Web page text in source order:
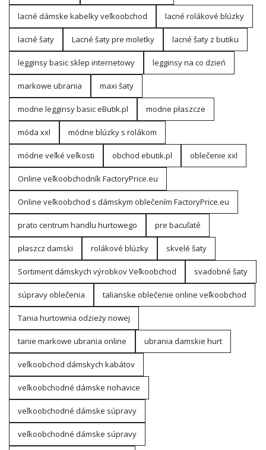
lacné dámske kabelky veľkoobchod lacné rolákové blúzky
lacné šaty Lacné šaty pre moletky lacné šaty z butiku
legginsy basic sklep internetowy legginsy na co dzień
markowe ubrania maxi šaty
modne legginsy basic eButik.pl modne płaszcze
móda xxl módne blúzky s rolákom
módne veľké veľkosti obchod ebutik.pl oblečenie xxl
Online veľkoobchodník FactoryPrice.eu
Online veľkoobchod s dámskym oblečením FactoryPrice.eu
prato centrum handlu hurtowego pre bacuľaté
płaszcz damski rolákové blúzky skvelé šaty
Sortiment dámskych výrobkov Veľkoobchod svadobné šaty
súpravy oblečenia talianske oblečenie online veľkoobchod
Tania hurtownia odzieży nowej
tanie markowe ubrania online ubrania damskie hurt
veľkoobchod dámskych kabátov
veľkoobchodné dámske nohavice
veľkoobchodné dámske súpravy
veľkoobchodné dámske súpravy